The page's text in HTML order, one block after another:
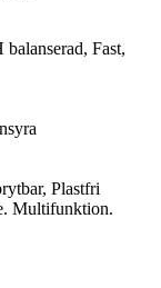
Fast,
Plastfri
Multifunktion.